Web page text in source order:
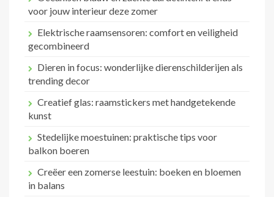
voor jouw interieur deze zomer
Elektrische raamsensoren: comfort en veiligheid
gecombineerd
Dieren in focus: wonderlijke dierenschilderijen als
trending decor
Creatief glas: raamstickers met handgetekende
kunst
Stedelijke moestuinen: praktische tips voor
balkon boeren
Creëer een zomerse leestuin: boeken en bloemen
in balans